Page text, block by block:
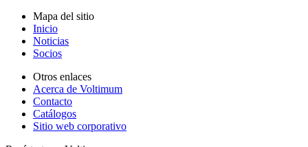
Mapa del sitio
Inicio
Noticias
Socios
Otros enlaces
Acerca de Voltimum
Contacto
Catálogos
Sitio web corporativo